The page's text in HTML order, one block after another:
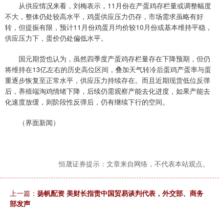
从供应情况来看，刘梅表示，11月份在产蛋鸡存栏量或调整幅度
不大，整体仍处较高水平，鸡蛋供应压力仍存，市场需求虽略有好
转，但提振有限，预计11月份鸡蛋月均价较10月份或基本维持平稳，
供应压力下，蛋价仍处偏低水平。
国元期货也认为，虽然四季度产蛋鸡存栏量存在下降预期，但仍
将维持在13亿左右的历史高位区间，叠加天气转冷后蛋鸡产蛋率与蛋
重逐步恢复至正常水平，供应压力持续存在。而且近期现货低位反弹
后，养殖端淘鸡情绪下降，后续仍需观察产能去化进度，如果产能去
化速度放缓，则阶段性反弹后，仍有继续下行的空间。
（界面新闻）
恒晟证券提示：文章来自网络，不代表本站观点。
上一篇： 扬帆配资 美财长指责中国贸易谈判代表，外交部、商务
部发声